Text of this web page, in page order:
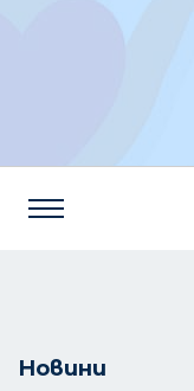
Новини